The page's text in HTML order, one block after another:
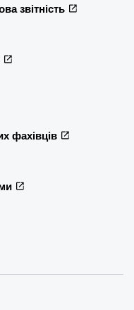
звітність
фахівців